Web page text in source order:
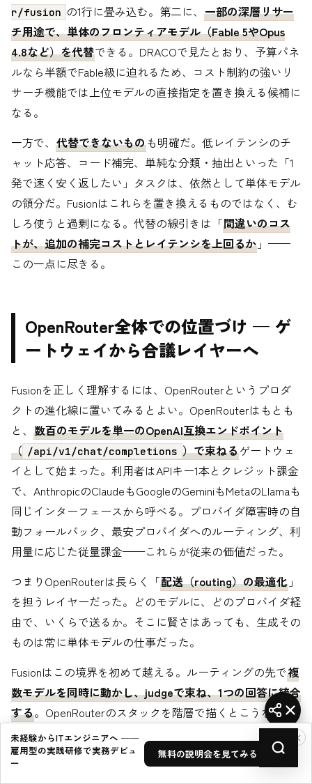
r/fusion の1行に畳み込む。第二に、 一部の深層リサー
チ用途で、単体のフロンティアモデル（Fable 5やOpus
4.8など）を代替できる。DRACOで見たとおり、予算パネ
ルなら半額でFable級に迫れるため、コスト制約の強いリ
サーチ機能では上位モデルの直接指定を置き換える候補に
なる。
一方で、 代替できないものも明確だ。低レイテンシのチ
ャット応答、コード補完、単純な分類・抽出といった「1
発で速く安く返したい」タスクは、依然として単体モデル
の領分だ。Fusionはこれらを置き換えるものではなく、む
しろ使うと過剰になる。代替の線引きは「間違いのコス
トが、追加の補完コストとレイテンシを上回るか 」——
この一点に尽きる。
OpenRouter全体での位置づけ — ゲ
ートウェイから合議レイヤーへ
Fusionを正しく理解するには、OpenRouterというプロダ
クトの進化線に置いてみるとよい。OpenRouterはもとも
と、 数百のモデルを単一のOpenAI互換エンドポイント
（ /api/v1/chat/completions ）で束ねるゲートウェ
イとして始まった。利用者はAPIキー1本とクレジット課金
で、AnthropicのClaudeもGoogleのGeminiもMetaのLlamaも
同じインターフェースから呼べる。プロバイダ障害時の自
動フォールバック、最安プロバイダへのルーティング、利
用量に応じた従量課金——これらが従来の価値だった。
つまりOpenRouterは長らく「配送（routing）の最適化 」
を担うレイヤーだった。どのモデルに、どのプロバイダ経
由で、いくらで送るか。そこに賢さはあっても、生成その
ものは常に単体モデルの仕事だった。
Fusionはこの境界を初めて越える。ルーティングの先で複
数モデルを同時に動かし、judgeで束ね、1つの回答に統合
する。OpenRouterのスタックを階層で描くとこうなる。
×
未経験からITエンジニアへ ──
雇用型の実践研修で実務デビュ
ー
無料の説明会を見てみる →